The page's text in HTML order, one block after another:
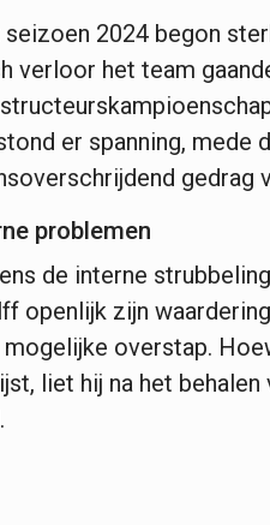
seizoen 2024 begon
verloor het team
er spanning, mede
gedrag
problemen
de interne
openlijk zijn
mogelijke overstap.
liet hij na het